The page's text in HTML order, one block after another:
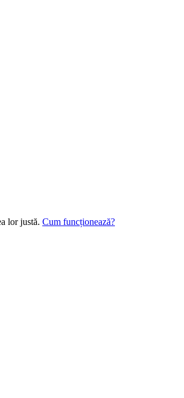
lor justă. Cum funcționează?